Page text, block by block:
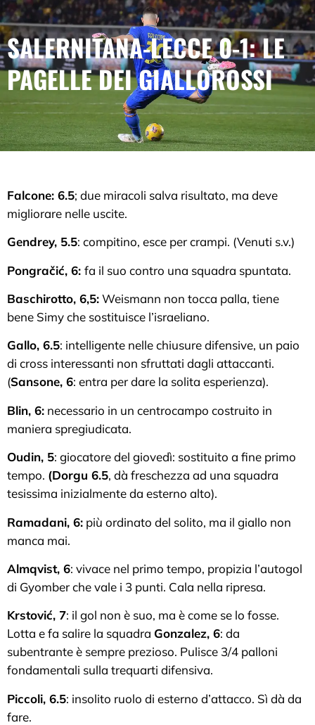
SALERNITANA-LECCE 0-1: LE
PAGELLE DEI GIALLOROSSI
Falcone: 6.5; due miracoli salva risultato, ma deve
migliorare nelle uscite.
Gendrey, 5.5: compitino, esce per crampi. (Venuti s.v.)
Pongračić, 6: fa il suo contro una squadra spuntata.
Baschirotto, 6,5:Weismann non tocca palla, tiene
bene Simy che sostituisce l’israeliano.
Gallo, 6.5: intelligente nelle chiusure difensive, un paio
di cross interessanti non sfruttati dagli attaccanti.
(Sansone, 6: entra per dare la solita esperienza).
Blin, 6: necessario in un centrocampo costruito in
maniera spregiudicata.
Oudin, 5: giocatore del giovedì: sostituito a fine primo
tempo. (Dorgu 6.5, dà freschezza ad una squadra
tesissima inizialmente da esterno alto).
Ramadani, 6: più ordinato del solito, ma il giallo non
manca mai.
Almqvist, 6: vivace nel primo tempo, propizia l’autogol
di Gyomber che vale i 3 punti. Cala nella ripresa.
Krstović, 7: il gol non è suo, ma è come se lo fosse.
Lotta e fa salire la squadra Gonzalez, 6: da
subentrante è sempre prezioso. Pulisce 3/4 palloni
fondamentali sulla trequarti difensiva.
Piccoli, 6.5: insolito ruolo di esterno d’attacco. Sì dà da
fare.